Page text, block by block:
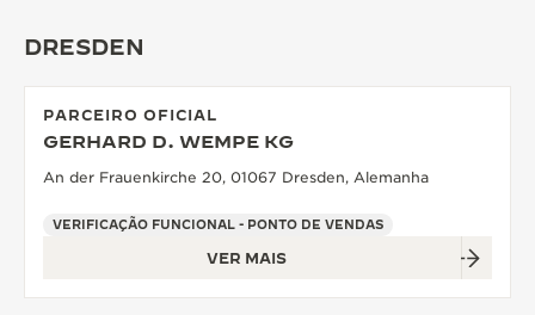
DRESDEN
PARCEIRO OFICIAL
GERHARD D. WEMPE KG
An der Frauenkirche 20, 01067 Dresden, Alemanha
VERIFICAÇÃO FUNCIONAL - PONTO DE VENDAS
VER MAIS